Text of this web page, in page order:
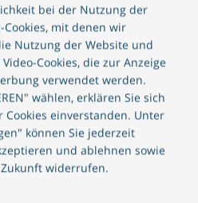
bei der Nutzung der
mit denen wir
Nutzung der Website und
Cookies, die zur Anzeige
verwendet werden.
wählen, erklären Sie sich
einverstanden. Unter
können Sie jederzeit
und ablehnen sowie
widerrufen.
sich von den
Sie bewährte
digitalen Lösungen